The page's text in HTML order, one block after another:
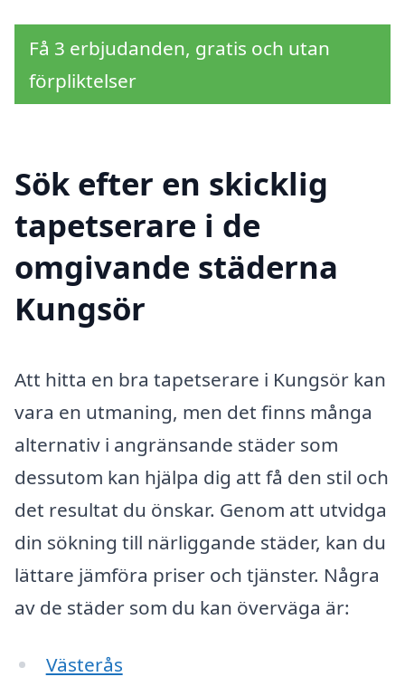
Få 3 erbjudanden, gratis och utan
förpliktelser
Sök efter en skicklig
tapetserare i de
omgivande städerna
Kungsör
Att hitta en bra tapetserare i Kungsör kan
vara en utmaning, men det finns många
alternativ i angränsande städer som
dessutom kan hjälpa dig att få den stil och
det resultat du önskar. Genom att utvidga
din sökning till närliggande städer, kan du
lättare jämföra priser och tjänster. Några
av de städer som du kan överväga är:
Västerås